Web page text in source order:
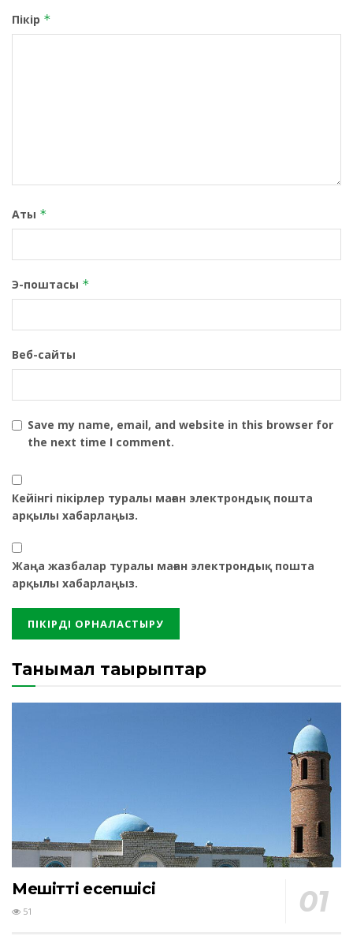
Пікір *
Аты *
Э-поштасы *
Веб-сайты
Save my name, email, and website in this browser for
the next time I comment.
Кейінгі пікірлер туралы маған электрондық пошта
арқылы хабарлаңыз.
Жаңа жазбалар туралы маған электрондық пошта
арқылы хабарлаңыз.
Танымал тақырыптар
Мешіттің есепшісі
51